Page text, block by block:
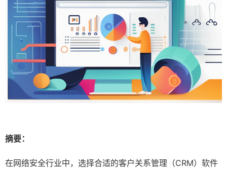
摘要：
在网络安全行业中，选择合适的客户关系管理（CRM）软件